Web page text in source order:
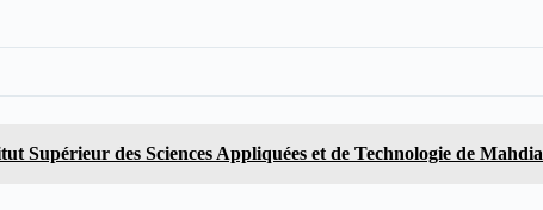
Supérieur des Sciences Appliquées et de Technologie de Mahdia